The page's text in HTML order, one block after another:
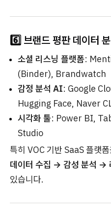
6️⃣ 브랜드 평판 데이터
소셜 리스닝 플랫폼:
(Binder), Brandwatch
감정 분석 AI: Google
Hugging Face, Naver
시각화 툴: Power BI,
Studio
특히 VOC 기반 SaaS 플랫
데이터 수집 → 감성 분석 →
있습니다.